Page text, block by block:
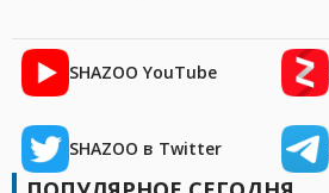
SHAZOO YouTube
SHAZOO в Twitter